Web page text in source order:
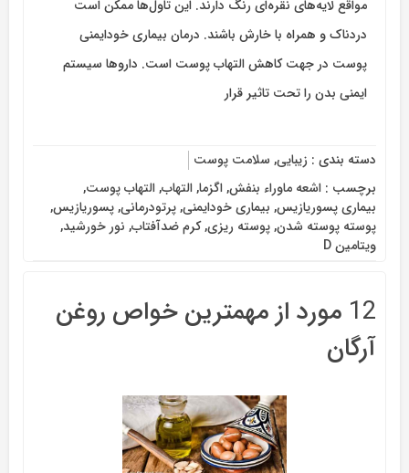
مواقع لایه‌های نقره‌ای رنگ دارند. این تاول‌ها ممکن است
دردناک و همراه با خارش باشند. درمان بیماری خودایمنی
پوست در جهت کاهش التهاب پوست است. داروها سیستم
ایمنی بدن را تحت تاثیر قرار
دسته بندی : زیبایی, سلامت پوست
برچسب : اشعه ماوراء بنفش,اگزما,التهاب,التهاب پوست,
بیماری پسوریازیس, بیماری خودایمنی,پرتودرمانی,پسوریازیس,
پوسته پوسته شدن,پوسته ریزی,کرم ضدآفتاب, نور خورشید,
ویتامین D
12 مورد از مهمترین خواص روغن
آرگان